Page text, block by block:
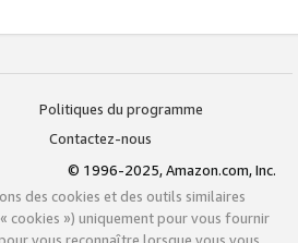
Politiques du programme
Contactez-nous
© 1996-2025, Amazon.com, Inc.
des cookies et des outils similaires
cookies ») uniquement pour vous fournir
vous reconnaître lorsque vous vous